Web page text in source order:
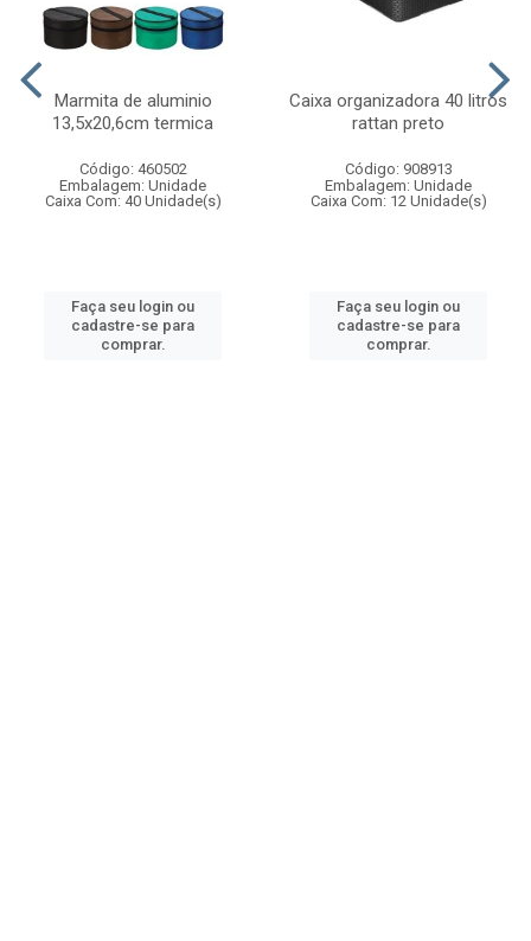
Marmita de aluminio
13,5x20,6cm termica
Código: 460502
Embalagem: Unidade
Caixa Com: 40 Unidade(s)
Faça seu login ou
cadastre-se para
comprar.
Caixa organizadora 40 litros
rattan preto
Código: 908913
Embalagem: Unidade
Caixa Com: 12 Unidade(s)
Faça seu login ou
cadastre-se para
comprar.